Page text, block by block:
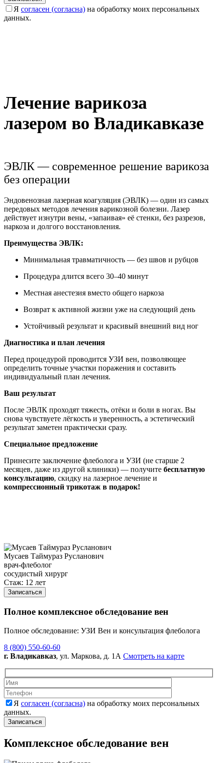
Я согласен (согласна) на обработку моих персональных
данных.
Лечение варикоза
лазером во Владикавказе
ЭВЛК — современное решение варикоза
без операции
Эндовенозная лазерная коагуляция (ЭВЛК) — один из самых
передовых методов лечения варикозной болезни. Лазер
действует изнутри вены, «запаивая» её стенки, без разрезов,
наркоза и долгого восстановления.
Преимущества ЭВЛК:
Минимальная травматичность — без швов и рубцов
Процедура длится всего 30–40 минут
Местная анестезия вместо общего наркоза
Возврат к активной жизни уже на следующий день
Устойчивый результат и красивый внешний вид ног
Диагностика и план лечения
Перед процедурой проводится УЗИ вен, позволяющее
определить точные участки поражения и составить
индивидуальный план лечения.
Ваш результат
После ЭВЛК проходят тяжесть, отёки и боли в ногах. Вы
снова чувствуете лёгкость и уверенность, а эстетический
результат заметен практически сразу.
Специальное предложение
Принесите заключение флеболога и УЗИ (не старше 2
месяцев, даже из другой клиники) — получите бесплатную
консультацию, скидку на лазерное лечение и
компрессионный трикотаж в подарок!
Мусаев Таймураз Русланович
врач-флеболог
сосудистый хирург
Стаж: 12 лет
Записаться
Полное комплексное обследование вен
Полное обследование: УЗИ Вен и консультация флеболога
8 (800) 550-60-60
г. Владикавказ, ул. Маркова, д. 1А Смотреть на карте
Я согласен (согласна) на обработку моих персональных
данных.
Комплексное обследование вен